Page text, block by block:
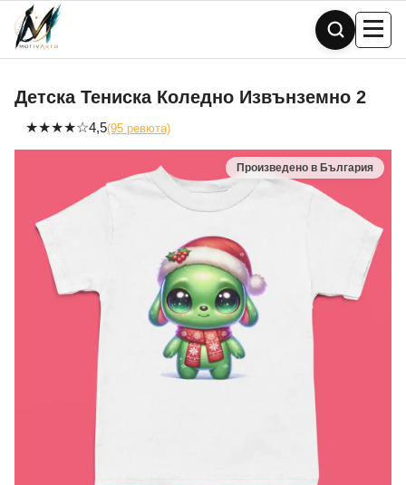
Skip
content
Детска Тениска Коледно Извънземно 2
★★★★☆4,5(95 ревюта)